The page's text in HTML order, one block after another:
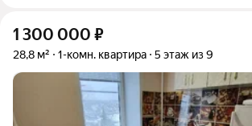
1 300 000 ₽
28,8 м² 1-комн. квартира 5 этаж из 9